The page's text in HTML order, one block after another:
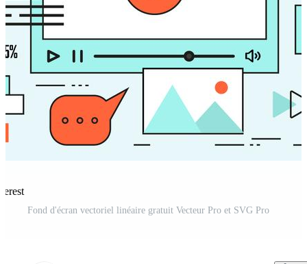
Fond d'écran vectoriel linéaire gratuit Vecteur Pro et SVG Pro